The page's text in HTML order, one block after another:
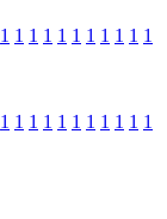
1 1 1 1 1 1 1 1 1 1 1
1 1 1 1 1 1 1 1 1 1 1